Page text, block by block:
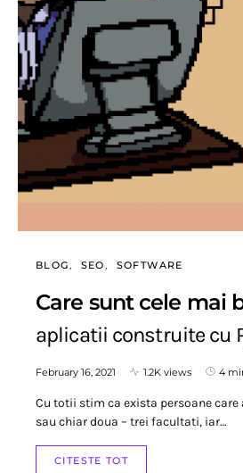
BLOG SEO SOFTWARE
Care sunt cele mai
aplicatii construite cu
February 16, 2021 1.2K views 4
Cu totii stim ca exista persoane
sau chiar doua – trei facultati, iar…
CITESTE TOT